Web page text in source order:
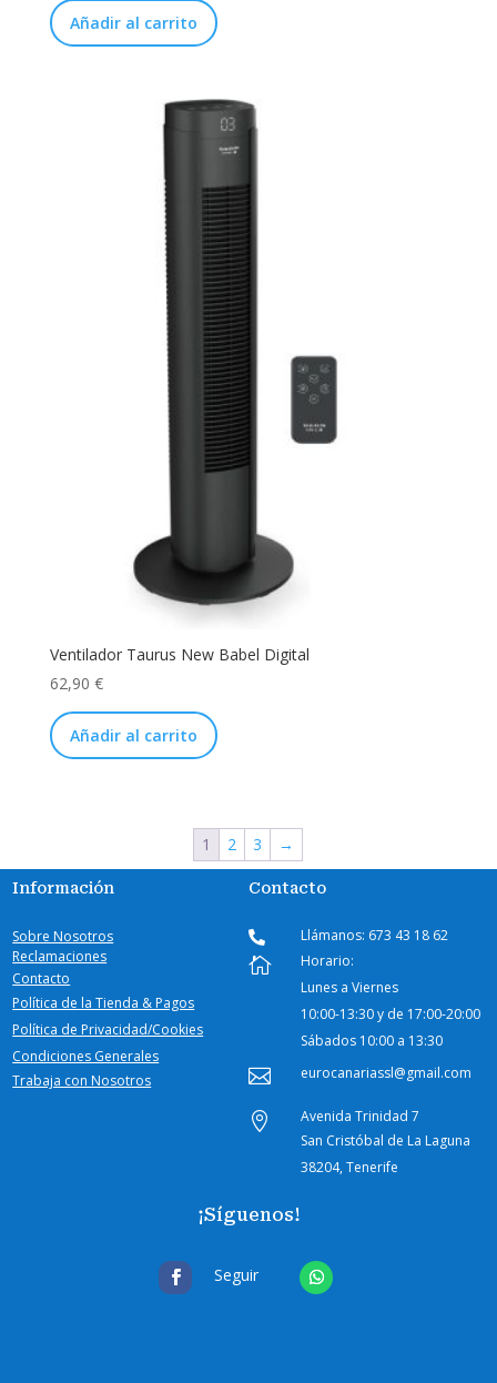
Añadir al carrito
Ventilador Taurus New Babel Digital
62,90 €
Añadir al carrito
1 2 3 →
Información
Sobre Nosotros
Reclamaciones
Contacto
Política de la Tienda & Pagos
Política de Privacidad/Cookies
Condiciones Generales
Trabaja con Nosotros
Contacto
 Llámanos: 673 43 18 62

Horario:
Lunes a Viernes
10:00-13:30 y de 17:00-20:00
Sábados 10:00 a 13:30
 eurocanariassl@gmail.com

Avenida Trinidad 7
San Cristóbal de La Laguna
38204, Tenerife
¡Síguenos!
Seguir